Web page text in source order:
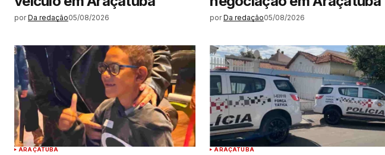
por Da redação05/08/2026 por Da redação05/08/2026
ARAÇATUBA ARAÇATUBA